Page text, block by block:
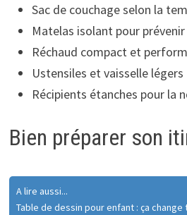
Sac de couchage selon la
Matelas isolant pour
Réchaud compact et
Ustensiles et vaisselle légers
Récipients étanches pour la
Bien préparer son
A lire aussi...
Table de dessin pour enfant : ça